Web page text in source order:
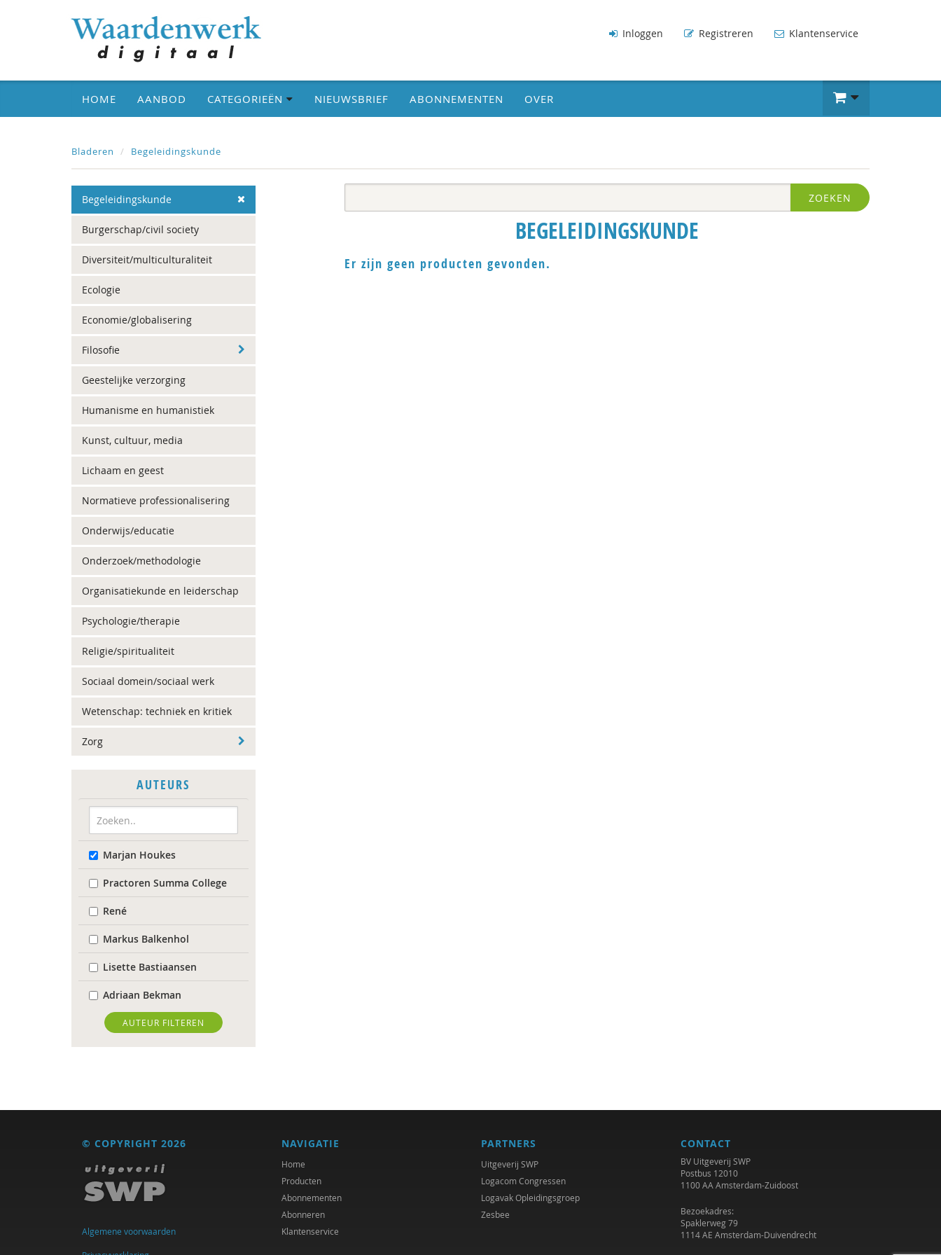
Inloggen Registreren Klantenservice
HOME AANBOD CATEGORIEËN NIEUWSBRIEF ABONNEMENTEN OVER
Bladeren Begeleidingskunde
Begeleidingskunde
Burgerschap/civil society
Diversiteit/multiculturaliteit
Ecologie
Economie/globalisering
Filosofie
Geestelijke verzorging
Humanisme en humanistiek
Kunst, cultuur, media
Lichaam en geest
Normatieve professionalisering
Onderwijs/educatie
Onderzoek/methodologie
Organisatiekunde en leiderschap
Psychologie/therapie
Religie/spiritualiteit
Sociaal domein/sociaal werk
Wetenschap: techniek en kritiek
Zorg
AUTEURS
Marjan Houkes
Practoren Summa College
René
Markus Balkenhol
Lisette Bastiaansen
Adriaan Bekman
Desirée Bierlaagh
Karianne den Boer
Michiel Bos
R. Brohm
Xannah Brohm
AUTEUR FILTEREN
ZOEKEN
BEGELEIDINGSKUNDE
Er zijn geen producten gevonden.
© COPYRIGHT 2026
Algemene voorwaarden
NAVIGATIE
Home
Producten
Abonnementen
Abonneren
Klantenservice
PARTNERS
Uitgeverij SWP
Logacom Congressen
Logavak Opleidingsgroep
Zesbee
CONTACT
BV Uitgeverij SWP
Postbus 12010
1100 AA Amsterdam-Zuidoost
Bezoekadres:
Spaklerweg 79
1114 AE Amsterdam-Duivendrecht